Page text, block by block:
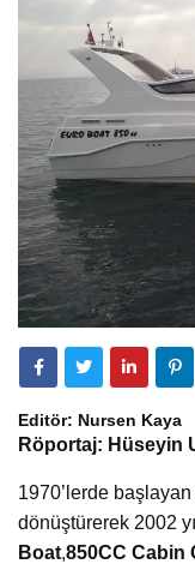
Editör: Nursen Kaya
Röportaj: Hüseyin
1970’lerde
dönüştürerek 2002
Boat,850CC Cabin